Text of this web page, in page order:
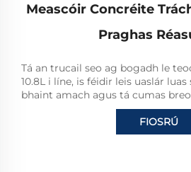
Meascóir Concréite
Praghas
Tá an trucail seo ag bogadh le
10.8L i líne, is féidir leis uaslár
bhaint amach agus tá cumas
FIOSRÚ